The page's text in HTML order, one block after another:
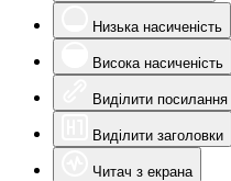
Низька насиченість
Висока насиченість
Виділити посилання
Виділити заголовки
Читач з екрана